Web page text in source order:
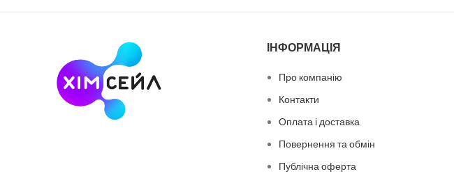
ІНФОРМАЦІЯ
Про компанію
Контакти
Оплата і доставка
Повернення та обмін
Публічна оферта